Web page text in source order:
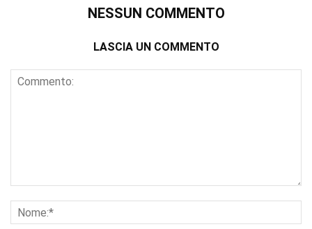
NESSUN COMMENTO
LASCIA UN COMMENTO